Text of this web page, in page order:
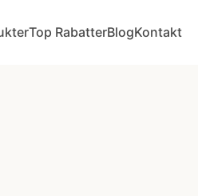
Top RabatterBlogKontakt